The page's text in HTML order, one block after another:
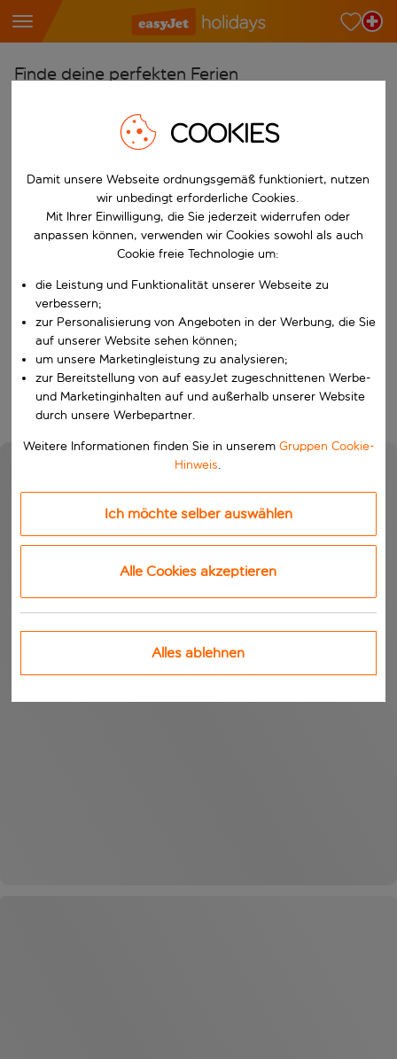
Finde deine perfekten Ferien
Wähle deine Flughäfen
Beginne mit der Eingabe für die automatische
Reiseziele finden
Nach
W&auml;hle ein Ab- und R&uuml;ckflugdatum aus.
Wähle deine Reisedaten
Wann
Wer
Suchen
COOKIES
Damit unsere Webseite ordnungsgemäß funktioniert, nutzen
wir unbedingt erforderliche Cookies.
Mit Ihrer Einwilligung, die Sie jederzeit widerrufen oder
anpassen können, verwenden wir Cookies sowohl als auch
Cookie freie Technologie um:
die Leistung und Funktionalität unserer Webseite zu
verbessern;
zur Personalisierung von Angeboten in der Werbung, die Sie
auf unserer Website sehen können;
um unsere Marketingleistung zu analysieren;
zur Bereitstellung von auf easyJet zugeschnittenen Werbe-
und Marketinginhalten auf und außerhalb unserer Website
durch unsere Werbepartner.
Weitere Informationen finden Sie in unserem Gruppen Cookie-
Hinweis.
Ich möchte selber auswählen
Alle Cookies akzeptieren
Alles ablehnen